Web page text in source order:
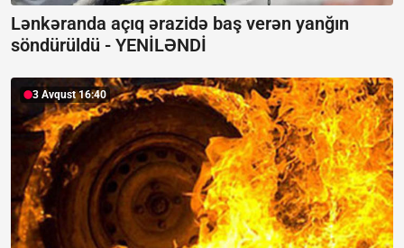
Lənkəranda açıq ərazidə baş verən yanğın
söndürüldü - YENİLƏNDİ
3 Avqust 16:40